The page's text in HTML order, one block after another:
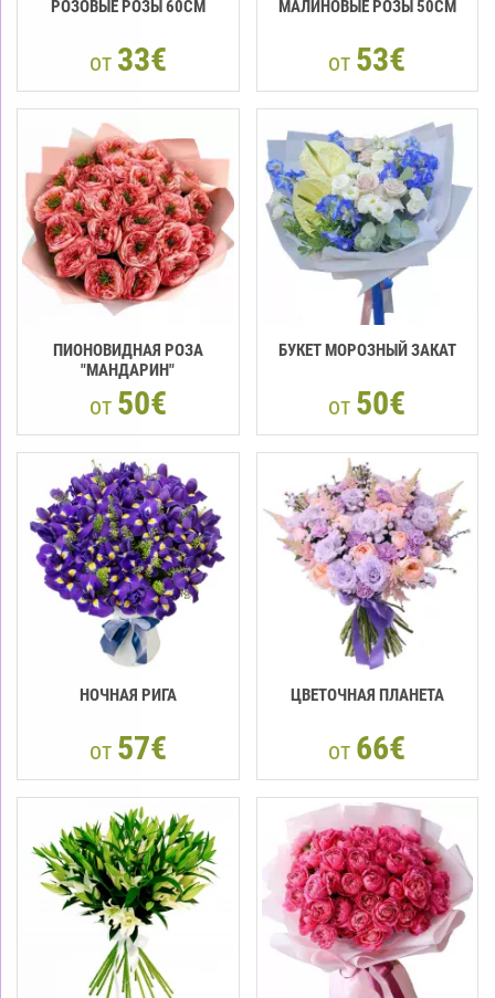
РОЗОВЫЕ РОЗЫ 60CM
от 33€
МАЛИНОВЫЕ РОЗЫ 50CM
от 53€
ПИОНОВИДНАЯ РОЗА
"МАНДАРИН"
от 50€
БУКЕТ МОРОЗНЫЙ ЗАКАТ
от 50€
НОЧНАЯ РИГА
от 57€
ЦВЕТОЧНАЯ ПЛАНЕТА
от 66€